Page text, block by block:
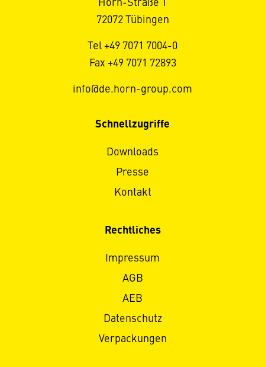
Horn-Straße 1
72072 Tübingen
Tel +49 7071 7004-0
Fax +49 7071 72893
info@de.horn-group.com
Schnellzugriffe
Downloads
Presse
Kontakt
Rechtliches
Impressum
AGB
AEB
Datenschutz
Verpackungen